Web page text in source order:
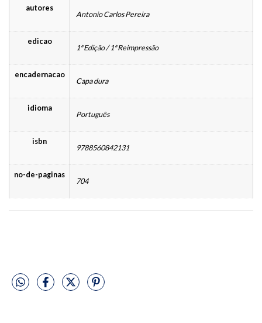
autores
Antonio Carlos Pereira
edicao
1ª Edição / 1ª Reimpressão
encadernacao
Capa dura
idioma
Português
isbn
9788560842131
no-de-paginas
704